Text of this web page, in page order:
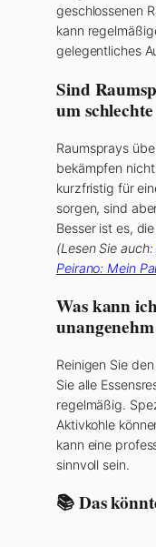
geschlossenen
kann
gelegentliches
Sind
um
Raumsprays
bekämpfen
kurzfristig für
sorgen, sind
Besser ist es,
(Lesen Sie auch:
Peirano: Mein
Was kann
Reinigen Sie
Sie alle
regelmäßig.
Aktivkohle
kann eine
sinnvoll sein.
📚 Das